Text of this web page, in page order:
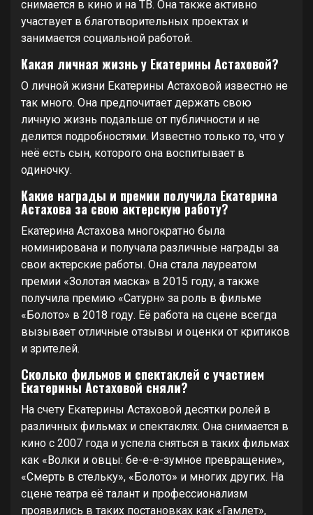
снимается в кино и на ТВ. Она также активно
участвует в благотворительных проектах и
занимается социальной работой.
Какая личная жизнь у Екатерины Астаховой?
О личной жизни Екатерины Астаховой известно не
так много. Она предпочитает держать свою
личную жизнь подальше от публичности и не
делится подробностями. Известно только то, что у
неё есть сын, которого она воспитывает в
одиночку.
Какие награды и премии получила Екатерина
Астахова за свою актерскую работу?
Екатерина Астахова многократно была
номинирована и получала различные награды за
свои актерские работы. Она стала лауреатом
премии «Золотая маска» в 2015 году, а также
получила премию «Сатурн» за роль в фильме
«Болото» в 2018 году. Её работа на сцене всегда
вызывает отличные отзывы и оценки от критиков
и зрителей.
Сколько фильмов и спектаклей с участием
Екатерины Астаховой сняли?
На счету Екатерины Астаховой десятки ролей в
различных фильмах и спектаклях. Она снимается в
кино с 2007 года и успела сняться в таких фильмах
как «Волки и овцы: бе-е-е-зумное превращение»,
«Смерть в стельку», «Болото» и многих других. На
сцене театра её талант и профессионализм
проявились в таких постановках как «Гамлет»,